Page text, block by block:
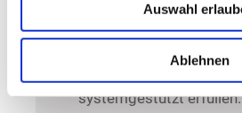
Auswahl
Ablehnen
systemgestützt erfüllen.